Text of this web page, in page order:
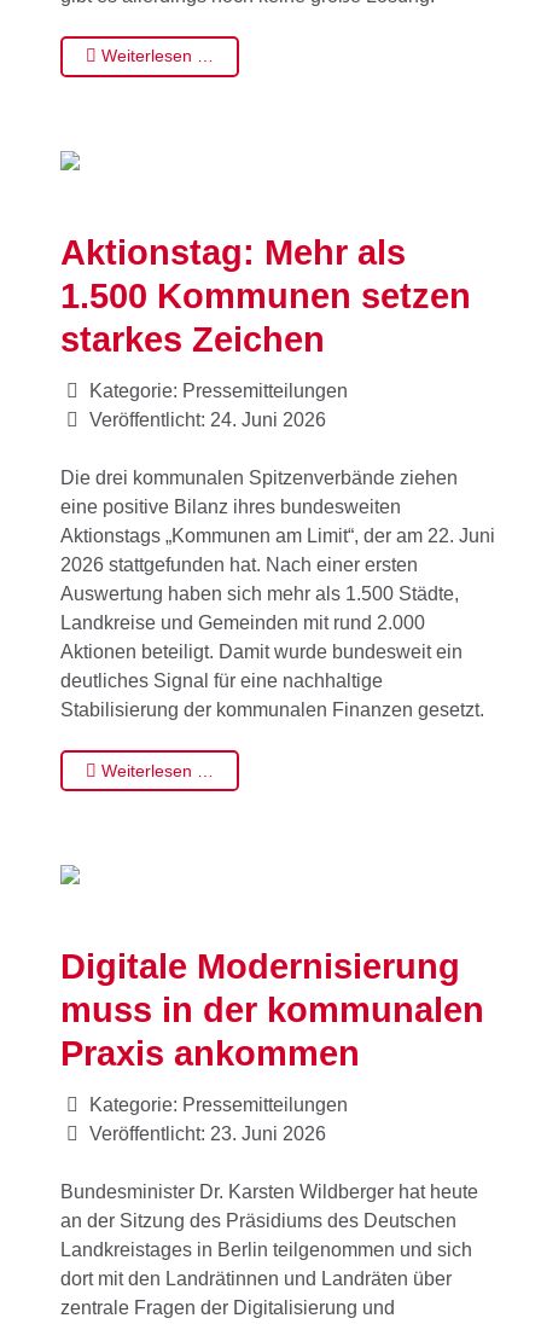
Weiterlesen …
Aktionstag: Mehr als
1.500 Kommunen setzen
starkes Zeichen
Kategorie: Pressemitteilungen
Veröffentlicht: 24. Juni 2026
Die drei kommunalen Spitzenverbände ziehen
eine positive Bilanz ihres bundesweiten
Aktionstags „Kommunen am Limit“, der am 22. Juni
2026 stattgefunden hat. Nach einer ersten
Auswertung haben sich mehr als 1.500 Städte,
Landkreise und Gemeinden mit rund 2.000
Aktionen beteiligt. Damit wurde bundesweit ein
deutliches Signal für eine nachhaltige
Stabilisierung der kommunalen Finanzen gesetzt.
Weiterlesen …
Digitale Modernisierung
muss in der kommunalen
Praxis ankommen
Kategorie: Pressemitteilungen
Veröffentlicht: 23. Juni 2026
Bundesminister Dr. Karsten Wildberger hat heute
an der Sitzung des Präsidiums des Deutschen
Landkreistages in Berlin teilgenommen und sich
dort mit den Landrätinnen und Landräten über
zentrale Fragen der Digitalisierung und